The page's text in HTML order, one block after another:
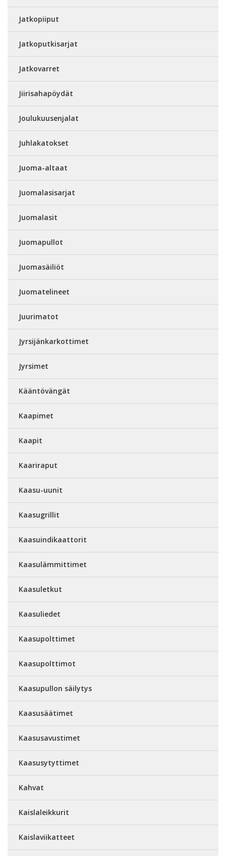
Jatkopiiput
Jatkoputkisarjat
Jatkovarret
Jiirisahapöydät
Joulukuusenjalat
Juhlakatokset
Juoma-altaat
Juomalasisarjat
Juomalasit
Juomapullot
Juomasäiliöt
Juomatelineet
Juurimatot
Jyrsijänkarkottimet
Jyrsimet
Kääntövängät
Kaapimet
Kaapit
Kaariraput
Kaasu-uunit
Kaasugrillit
Kaasuindikaattorit
Kaasulämmittimet
Kaasuletkut
Kaasuliedet
Kaasupolttimet
Kaasupolttimot
Kaasupullon säilytys
Kaasusäätimet
Kaasusavustimet
Kaasusytyttimet
Kahvat
Kaislaleikkurit
Kaislaviikatteet